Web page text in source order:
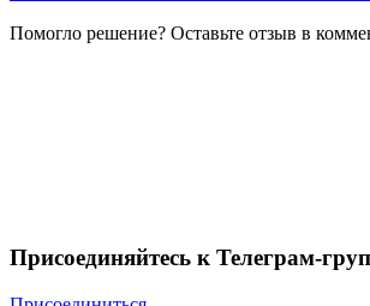
Помогло решение? Оставьте отзыв в
Присоединяйтесь к Телеграм-